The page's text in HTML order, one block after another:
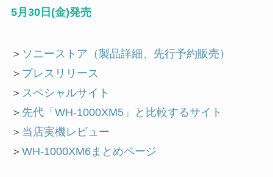
5月30日(金)発売
＞ ソニーストア（製品詳細、先行予約販売）
＞ プレスリリース
＞ スペシャルサイト
＞ 先代「WH-1000XM5」と比較するサイト
＞ 当店実機レビュー
＞ WH-1000XM6まとめページ